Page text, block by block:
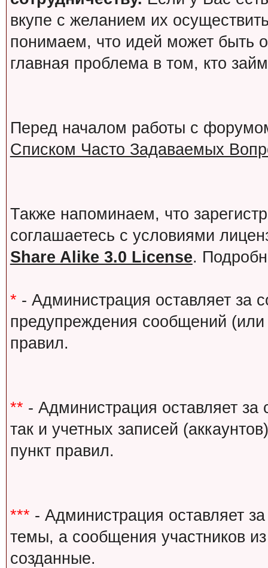
вкупе с желанием их
понимаем, что идей может быть
главная проблема в том, кто
Перед началом работы с
Списком Часто Задаваемых
Также напоминаем, что
соглашаетесь с условиями
Share Alike 3.0 License.
* - Администрация оставляет за
предупреждения сообщений
правил.
** - Администрация оставляет
так и учетных записей
пункт правил.
*** - Администрация оставляет
темы, а сообщения участников
созданные.